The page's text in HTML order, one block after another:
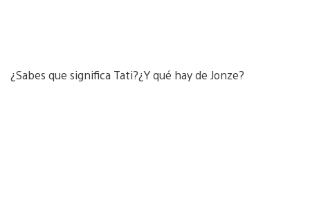
¿Sabes que significa Tati?¿Y qué hay de Jonze?